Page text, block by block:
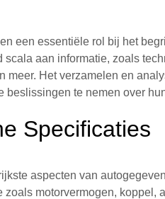
een essentiële rol bij het
scala aan informatie, zoals
meer. Het verzamelen en
beslissingen te nemen over
Specificaties
aspecten van
zoals motorvermogen,